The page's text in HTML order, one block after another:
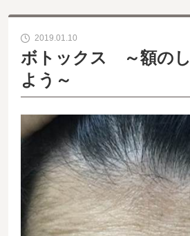
2019.01.10
ボトックス ～額の
よう～